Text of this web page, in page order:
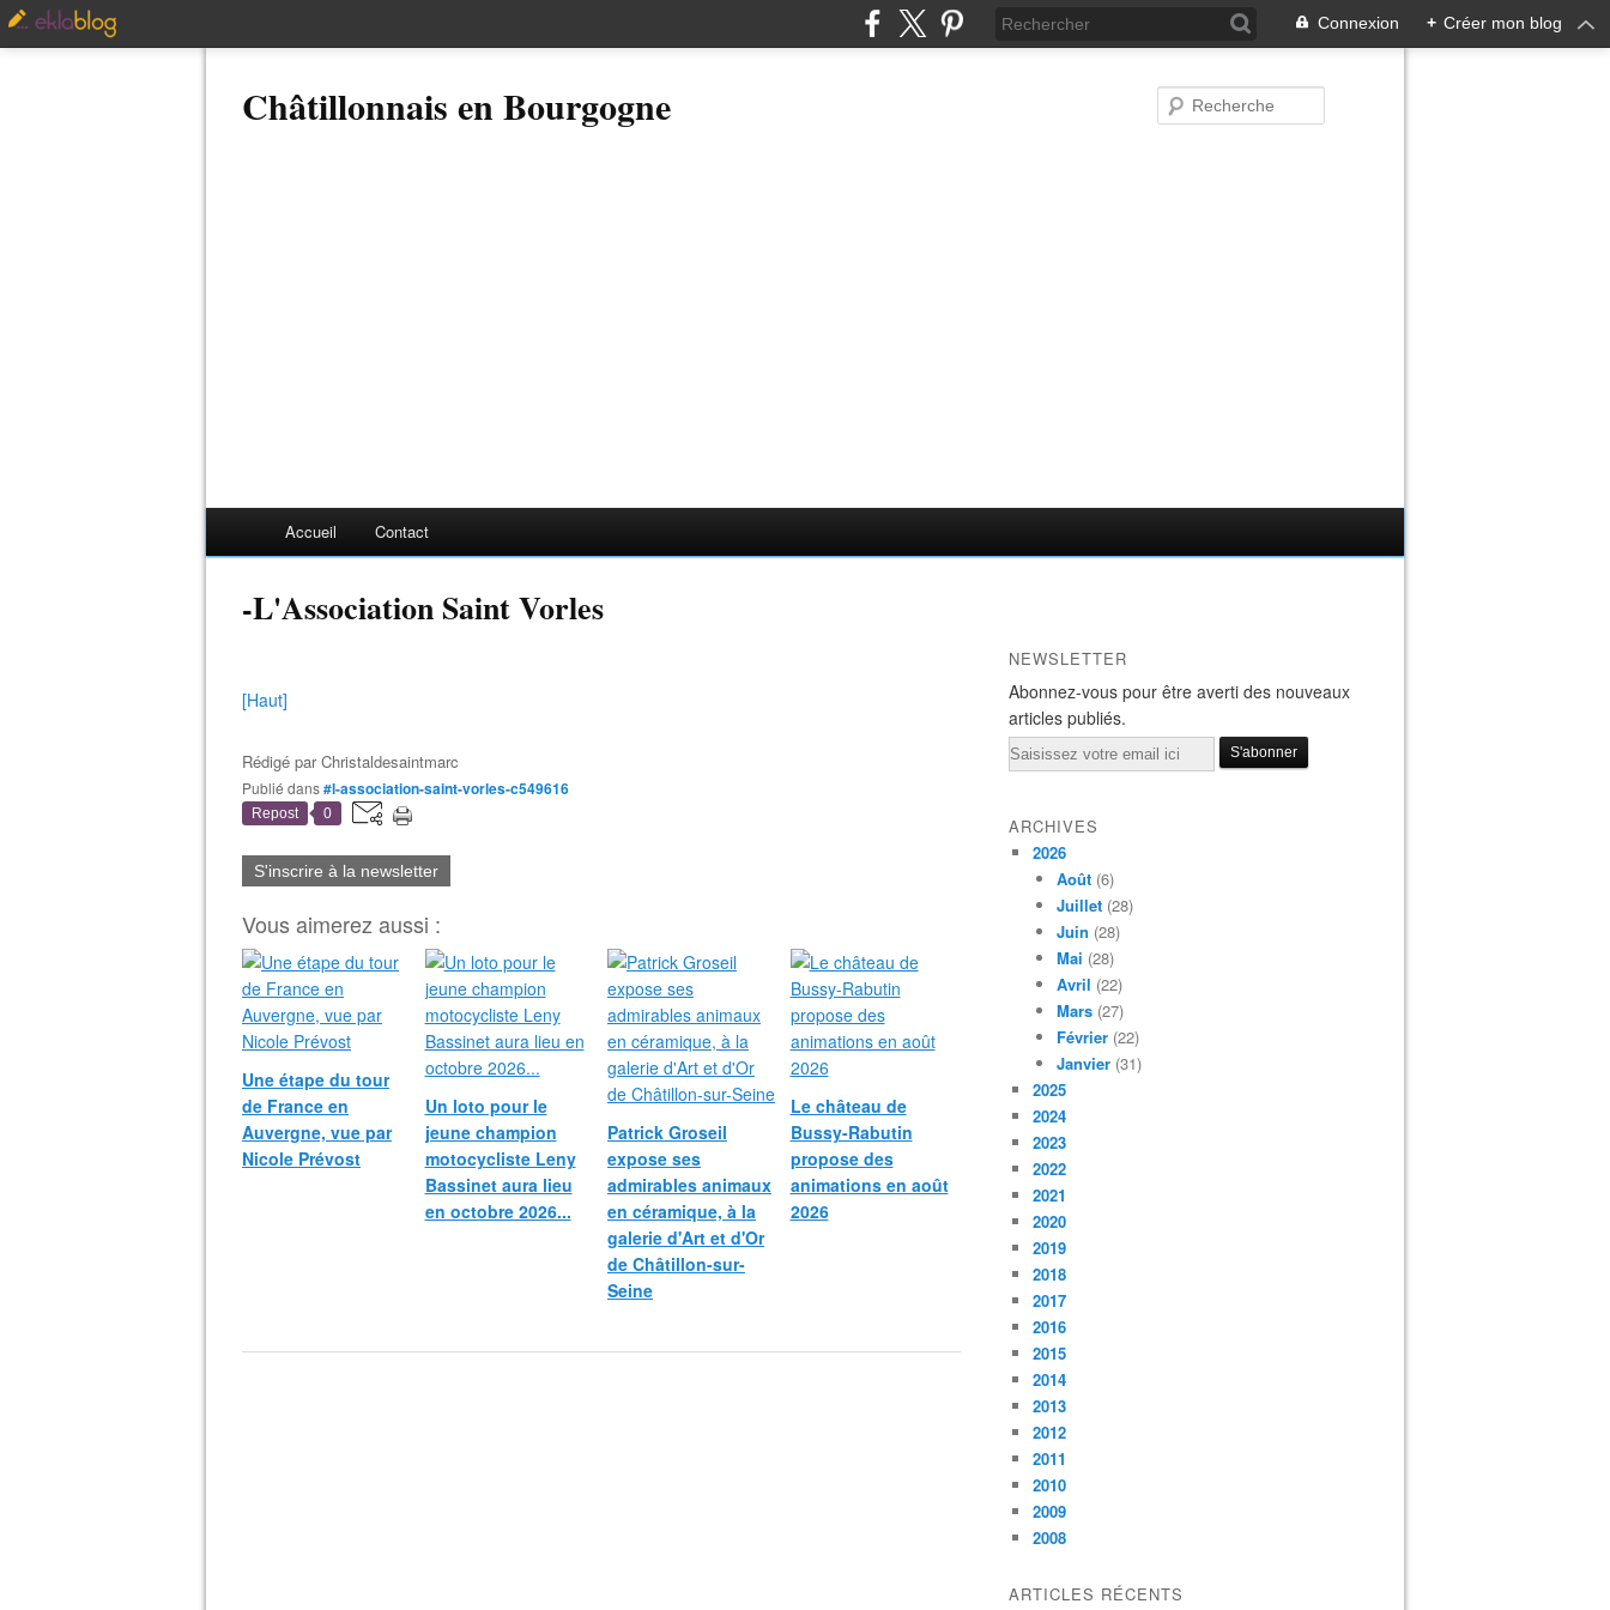
Connexion + Créer mon blog
Châtillonnais en Bourgogne
Accueil Contact
-L'Association Saint Vorles
[Haut]
Rédigé parChristaldesaintmarc
Publié dans#l-association-saint-vorles-c549616
Repost 0
S'inscrire à la newsletter
Vous aimerez aussi :
Une étape du tour
de France en
Auvergne, vue par
Nicole Prévost
Un loto pour le
jeune champion
motocycliste Leny
Bassinet aura lieu
en octobre 2026...
Patrick Groseil
expose ses
admirables animaux
en céramique, à la
galerie d'Art et d'Or
de Châtillon-sur-
Seine
Le château de
Bussy-Rabutin
propose des
animations en août
2026
NEWSLETTER
Abonnez-vous pour être averti des nouveaux
articles publiés.
Email
ARCHIVES
2026
Août (6)
Juillet (28)
Juin (28)
Mai (28)
Avril (22)
Mars (27)
Février (22)
Janvier (31)
2025
2024
2023
2022
2021
2020
2019
2018
2017
2016
2015
2014
2013
2012
2011
2010
2009
2008
ARTICLES RÉCENTS